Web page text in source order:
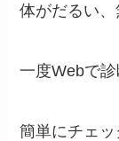
体がだるい
一度Webで
簡単にチェッ